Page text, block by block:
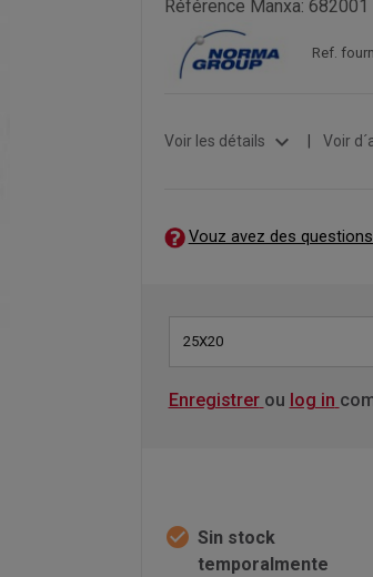
Référence Manxa: 682001
Ref.
Voir les détails expand_more Voir
Vouz avez des
25X20
Enregistrer ou log in
check_circle Sin stock
temporalmente